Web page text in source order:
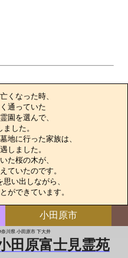
くなった時、
通っていた
園を選んで、
した。
地に行った家族は、
しました。
た桜の木が、
ていたのです。
い出しながら、
ができています。
小田原市
奈川県 小田原市 下大井
田原富士見霊苑